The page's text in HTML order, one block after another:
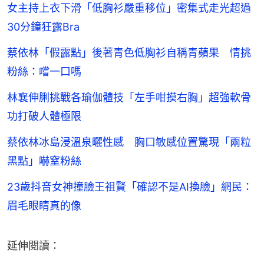
女主持上衣下滑「低胸衫嚴重移位」密集式走光超過
30分鐘狂露Bra
蔡依林「假露點」後著青色低胸衫自稱青蘋果 情挑
粉絲：嚐一口嗎
林襄伸脷挑戰各瑜伽體技「左手咁摸右胸」超強軟骨
功打破人體極限
蔡依林冰島浸溫泉曬性感 胸口敏感位置驚現「兩粒
黑點」嚇窒粉絲
23歲抖音女神撞臉王祖賢「確認不是AI換臉」網民：
眉毛眼睛真的像
延伸閱讀：